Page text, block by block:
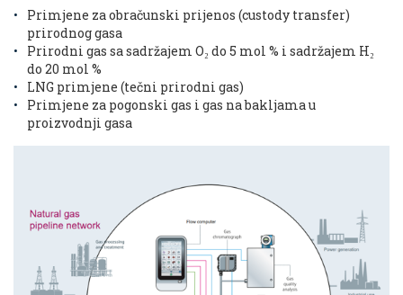
Primjene za obračunski prijenos (custody transfer)
prirodnog gasa
Prirodni gas sa sadržajem O₂ do 5 mol % i sadržajem H₂
do 20 mol %
LNG primjene (tečni prirodni gas)
Primjene za pogonski gas i gas na bakljama u
proizvodnji gasa